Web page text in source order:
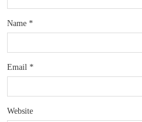
Name *
Email *
Website